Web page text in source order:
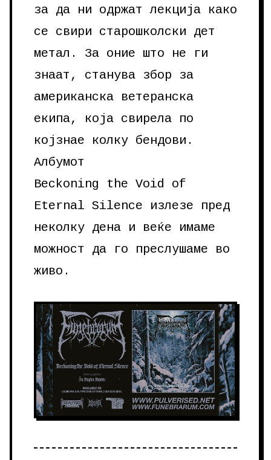
за да ни одржат лекција како
се свири старошколски дет
метал. За оние што не ги
знаат, станува збор за
американска ветеранска
екипа, која свирела по
којзнае колку бендови.
Албумот
Beckoning the Void of
Eternal Silence излезе пред
неколку дена и веќе имаме
можност да го преслушаме во
живо.